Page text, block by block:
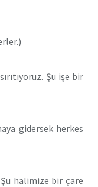
Şu işe bir
gidersek herkes
halimize bir çare